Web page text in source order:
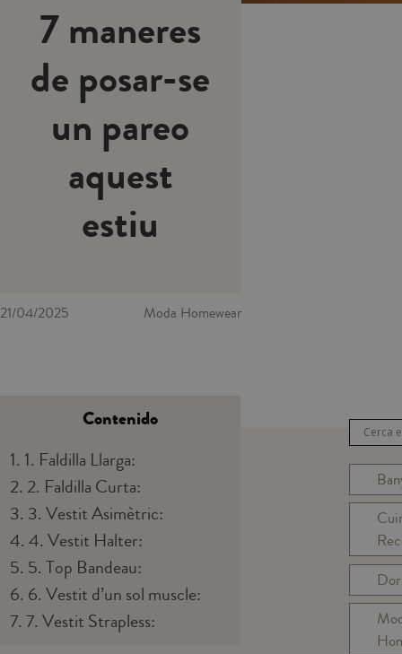
7 maneres
de posar-se
un pareo
aquest
estiu
21/04/2025 Moda Homewear
Contenido
1. 1. Faldilla Llarga:
2. 2. Faldilla Curta:
3. 3. Vestit Asimètric:
4. 4. Vestit Halter:
5. 5. Top Bandeau:
6. 6. Vestit d’un sol muscle:
7. 7. Vestit Strapless: